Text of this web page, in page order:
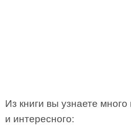
Из книги вы узнаете много
и интересного: